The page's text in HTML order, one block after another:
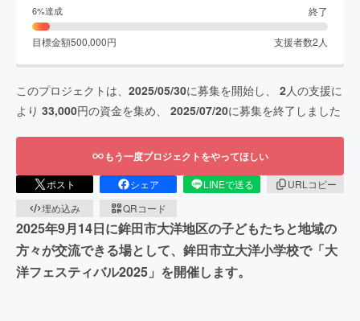
6%達成 終了
目標金額500,000円 支援者数2 人
このプロジェクトは、 2025/05/30に募集を開始し、 2人の支援に
より 33,000円の資金を集め、 2025/07/20に募集を終了しました
もう一度プロジェクトをやってほしい
ポスト シェア LINEで送る
URLコピー
埋め込み
QRコード
2025年9月14日に鉾田市大洋地区の子どもたちと地域の
方々が交流できる場として、鉾田市立大洋小学校で「大
洋フェスティバル2025」を開催します。